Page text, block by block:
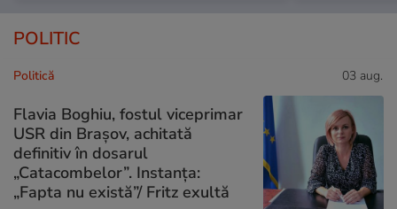
POLITIC
Politică 03 aug.
Flavia Boghiu, fostul viceprimar
USR din Brașov, achitată
definitiv în dosarul
„Catacombelor”. Instanța:
„Fapta nu există”/ Fritz exultă